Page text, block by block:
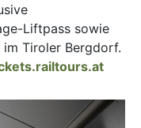
Liftpass sowie
Tiroler Bergdorf.